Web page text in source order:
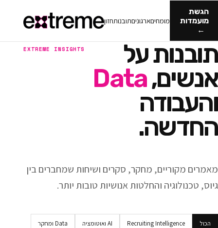
מומחיםארגונים תובנותחזון
על
Data
EXTREME INSIGHTS
מחקר, סקרים ושיחות שמחברים בין
והחלטות אנושיות טובות יותר.
Recruiting AI ואוטומציה Data ומחקר